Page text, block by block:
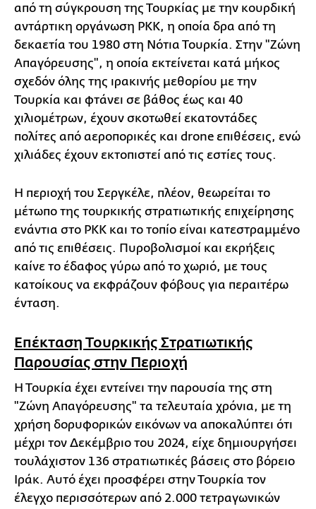
από τη σύγκρουση της Τουρκίας με την κουρδική
αντάρτικη οργάνωση PKK, η οποία δρα από τη
δεκαετία του 1980 στη Νότια Τουρκία. Στην "Ζώνη
Απαγόρευσης", η οποία εκτείνεται κατά μήκος
σχεδόν όλης της ιρακινής μεθορίου με την
Τουρκία και φτάνει σε βάθος έως και 40
χιλιομέτρων, έχουν σκοτωθεί εκατοντάδες
πολίτες από αεροπορικές και drone επιθέσεις, ενώ
χιλιάδες έχουν εκτοπιστεί από τις εστίες τους.
Η περιοχή του Σεργκέλε, πλέον, θεωρείται το
μέτωπο της τουρκικής στρατιωτικής επιχείρησης
ενάντια στο PKK και το τοπίο είναι κατεστραμμένο
από τις επιθέσεις. Πυροβολισμοί και εκρήξεις
καίνε το έδαφος γύρω από το χωριό, με τους
κατοίκους να εκφράζουν φόβους για περαιτέρω
ένταση.
Επέκταση Τουρκικής Στρατιωτικής
Παρουσίας στην Περιοχή
Η Τουρκία έχει εντείνει την παρουσία της στη
"Ζώνη Απαγόρευσης" τα τελευταία χρόνια, με τη
χρήση δορυφορικών εικόνων να αποκαλύπτει ότι
μέχρι τον Δεκέμβριο του 2024, είχε δημιουργήσει
τουλάχιστον 136 στρατιωτικές βάσεις στο βόρειο
Ιράκ. Αυτό έχει προσφέρει στην Τουρκία τον
έλεγχο περισσότερων από 2.000 τετραγωνικών